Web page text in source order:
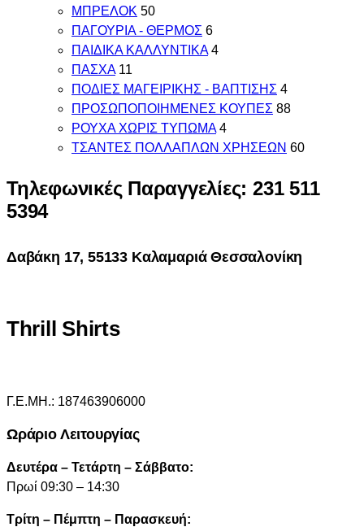
ΜΠΡΕΛΟΚ 50
ΠΑΓΟΥΡΙΑ - ΘΕΡΜΟΣ 6
ΠΑΙΔΙΚΑ ΚΑΛΛΥΝΤΙΚΑ 4
ΠΑΣΧΑ 11
ΠΟΔΙΕΣ ΜΑΓΕΙΡΙΚΗΣ - ΒΑΠΤΙΣΗΣ 4
ΠΡΟΣΩΠΟΠΟΙΗΜΕΝΕΣ ΚΟΥΠΕΣ 88
ΡΟΥΧΑ ΧΩΡΙΣ ΤΥΠΩΜΑ 4
ΤΣΑΝΤΕΣ ΠΟΛΛΑΠΛΩΝ ΧΡΗΣΕΩΝ 60
Τηλεφωνικές Παραγγελίες: 231 511
5394
Δαβάκη 17, 55133 Καλαμαριά Θεσσαλονίκη
Thrill Shirts
Γ.Ε.ΜΗ.: 187463906000
Ωράριο Λειτουργίας
Δευτέρα – Τετάρτη – Σάββατο:
Πρωί 09:30 – 14:30
Τρίτη – Πέμπτη – Παρασκευή: